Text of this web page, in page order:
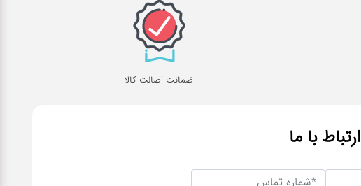
ضمانت اصالت کالا
ارتباط با ما